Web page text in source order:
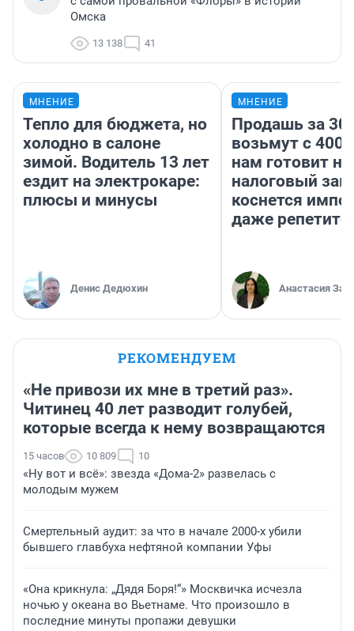
Омска
13 138 41
МНЕНИЕ
Тепло для бюджета, но
холодно в салоне
зимой. Водитель 13 лет
ездит на электрокаре:
плюсы и минусы
Денис Дедюхин
МНЕНИЕ
Продашь за
возьмут с
нам готовит
налоговый
коснется
даже
Анастасия
РЕКОМЕНДУЕМ
«Не привози их мне в третий раз».
Читинец 40 лет разводит голубей,
которые всегда к нему возвращаются
15 часов 10 809 10
«Ну вот и всё»: звезда «Дома-2» развелась с
молодым мужем
Смертельный аудит: за что в начале 2000-х убили
бывшего главбуха нефтяной компании Уфы
«Она крикнула: „Дядя Боря!“» Москвичка исчезла
ночью у океана во Вьетнаме. Что произошло в
последние минуты пропажи девушки